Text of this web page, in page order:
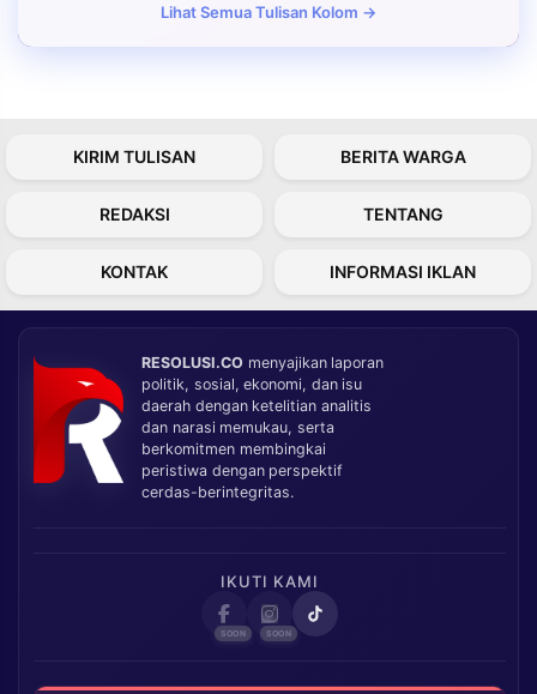
Lihat Semua Tulisan Kolom →
KIRIM TULISAN BERITA WARGA
REDAKSI TENTANG
KONTAK INFORMASI IKLAN
RESOLUSI.CO menyajikan laporan
politik, sosial, ekonomi, dan isu
daerah dengan ketelitian analitis
dan narasi memukau, serta
berkomitmen membingkai
peristiwa dengan perspektif
cerdas-berintegritas.
IKUTI KAMI